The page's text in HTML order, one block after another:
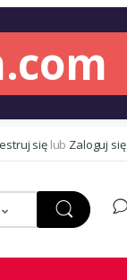
się lub Zaloguj się